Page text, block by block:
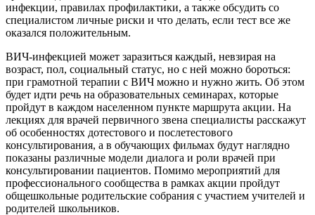
инфекции, правилах профилактики, а также обсудить со
специалистом личные риски и что делать, если тест все же
оказался положительным.
ВИЧ-инфекцией может заразиться каждый, невзирая на
возраст, пол, социальный статус, но с ней можно бороться:
при грамотной терапии с ВИЧ можно и нужно жить. Об этом
будет идти речь на образовательных семинарах, которые
пройдут в каждом населенном пункте маршрута акции. На
лекциях для врачей первичного звена специалисты расскажут
об особенностях дотестового и послетестового
консультирования, а в обучающих фильмах будут наглядно
показаны различные модели диалога и роли врачей при
консультировании пациентов. Помимо мероприятий для
профессионального сообщества в рамках акции пройдут
общешкольные родительские собрания с участием учителей и
родителей школьников.